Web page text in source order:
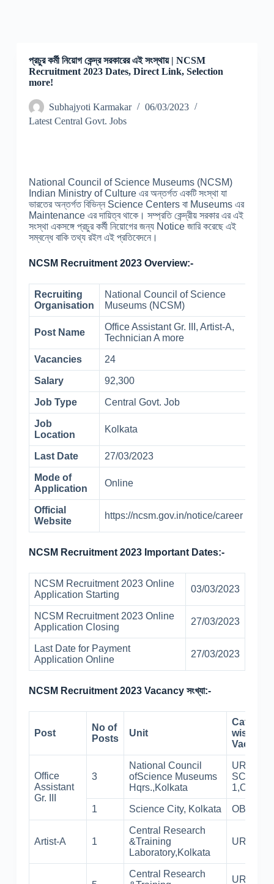
প্রচুর কর্মী নিয়োগ কেন্দ্র সরকারের এই সংস্থায় | NCSM
Recruitment 2023 Dates, Direct Link, Selection
more!
Subhajyoti Karmakar
06/03/2023
Latest Central Govt. Jobs
National Council of Science Museums (NCSM)
Indian Ministry of Culture এর অন্তর্গত একটি সংস্থা যা
ভারতের অন্তর্গত বিভিন্ন Science Centers বা Museums এর
Maintenance এর দায়িত্ব থাকে। সম্প্রতি কেন্দ্রীয় সরকার এর এই
সংস্থা একসঙ্গে প্রচুর কর্মী নিয়োগের জন্য Notice জারি করেছে এই
সম্বন্ধে বাকি তথ্য রইল এই প্রতিবেদনে।
NCSM Recruitment 2023 Overview:-
Recruiting
Organisation
National Council of Science
Museums (NCSM)
Post Name
Office Assistant Gr. III, Artist-A,
Technician A more
Vacancies 24
Salary 92,300
Job Type Central Govt. Job
Job
Location
Kolkata
Last Date 27/03/2023
Mode of
Application
Online
Official
Website
https://ncsm.gov.in/notice/career
NCSM Recruitment 2023 Important Dates:-
NCSM Recruitment 2023 Online
Application Starting
03/03/2023
NCSM Recruitment 2023 Online
Application Closing
27/03/2023
Last Date for Payment
Application Online
27/03/2023
NCSM Recruitment 2023 Vacancy সংখ্যা:-
Post
No of
Posts
Unit
Category
wise
Vacancy
Office
Assistant
Gr. III
3
National Council
ofScience Museums
Hqrs.,Kolkata
UR-1,
SC-
1,OBC-1
1 Science City, Kolkata OBC-1
Artist-A 1
Central Research
&Training
Laboratory,Kolkata
UR-1
Central Research
UR-2,